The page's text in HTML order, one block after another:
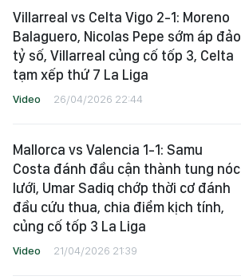
Villarreal vs Celta Vigo 2-1: Moreno
Balaguero, Nicolas Pepe sớm áp đảo
tỷ số, Villarreal củng cố tốp 3, Celta
tạm xếp thứ 7 La Liga
Video 26/04/2026 22:44
Mallorca vs Valencia 1-1: Samu
Costa đánh đầu cận thành tung nóc
lưới, Umar Sadiq chớp thời cơ đánh
đầu cứu thua, chia điểm kịch tính,
củng cố tốp 3 La Liga
Video 21/04/2026 21:39